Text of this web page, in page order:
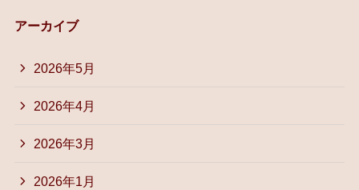
アーカイブ
2026年5月
2026年4月
2026年3月
2026年1月